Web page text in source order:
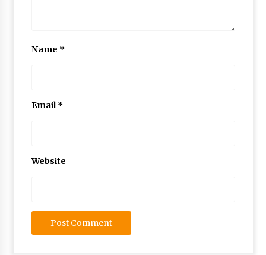
Name *
Email*
Website